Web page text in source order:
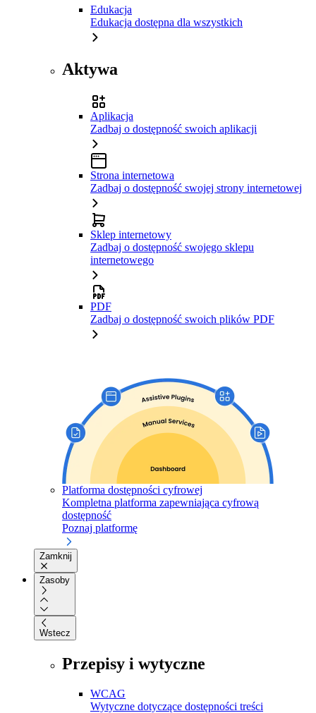
Edukacja
Edukacja dostępna dla wszystkich
Aktywa
Aplikacja
Zadbaj o dostępność swoich aplikacji
Strona internetowa
Zadbaj o dostępność swojej strony internetowej
Sklep internetowy
Zadbaj o dostępność swojego sklepu
internetowego
PDF
Zadbaj o dostępność swoich plików PDF
Platforma dostępności cyfrowej
Kompletna platforma zapewniająca cyfrową
dostępność
Poznaj platformę
Zamknij
Zasoby
Wstecz
Przepisy i wytyczne
WCAG
Wytyczne dotyczące dostępności treści